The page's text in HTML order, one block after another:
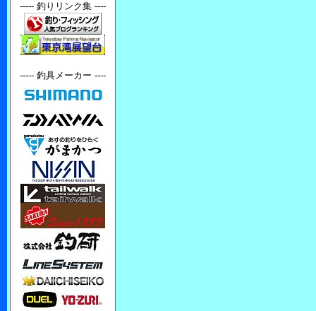
----- 釣りリンク集 ----
----- 釣具メーカー ----